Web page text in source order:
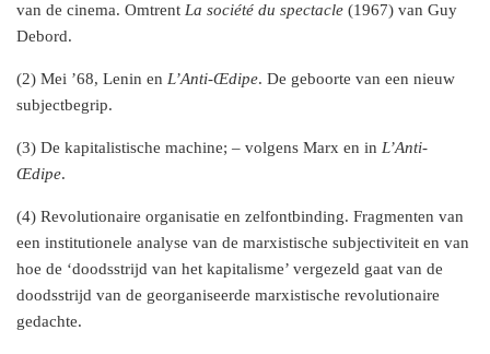
van de cinema. Omtrent La société du spectacle (1967) van Guy
Debord.
(2) Mei ’68, Lenin en L’Anti-Œdipe. De geboorte van een nieuw
subjectbegrip.
(3) De kapitalistische machine; – volgens Marx en in L’Anti-
Œdipe.
(4) Revolutionaire organisatie en zelfontbinding. Fragmenten van
een institutionele analyse van de marxistische subjectiviteit en van
hoe de ‘doodsstrijd van het kapitalisme’ vergezeld gaat van de
doodsstrijd van de georganiseerde marxistische revolutionaire
gedachte.